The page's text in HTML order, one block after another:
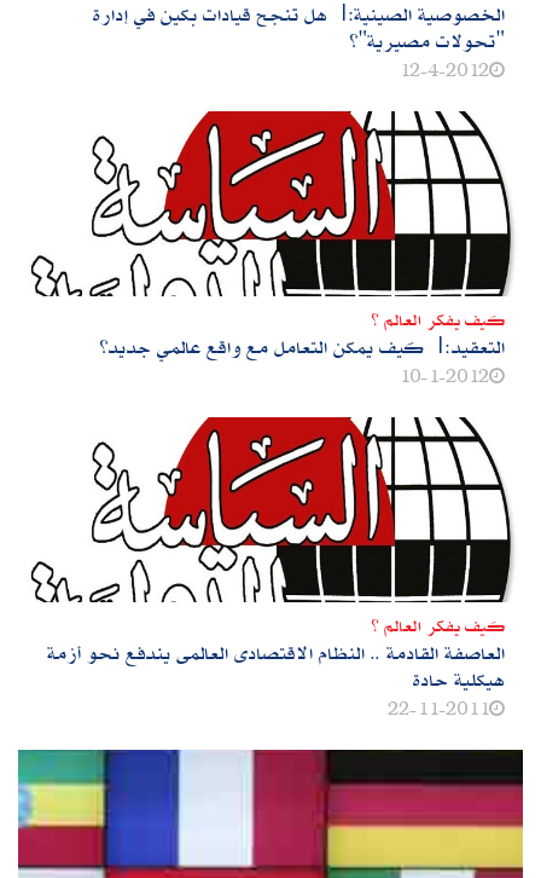
الخصوصية الصينية:| هل تنجح قيادات بكين في إدارة
"تحولات مصيرية"؟
12-4-2012
كيف يفكر العالم ؟
التعقيد:| كيف يمكن التعامل مع واقع عالمي جديد؟
10-1-2012
كيف يفكر العالم ؟
العاصفة‏ ‏القادمة‏ .. ‏النظام‏ ‏الاقتصادى‏ ‏العالمى‏ ‏يندفع‏ ‏نحو‏ ‏أزمة‏
‏هيكلية‏ ‏حادة‏
22-11-2011